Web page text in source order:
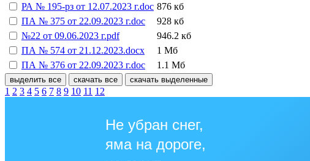
РА № 195-рз от 12.07.2023 г.doc 876 кб
ПА № 375 от 22.09.2023 г.doc
928 кб
№22 от 09.06.2023 г.pdf
946.2 кб
ПА № 574 от 21.12.2023.docx
1 Мб
ПА № 376 от 22.09.2023 г.doc
1.1 Мб
выделить все скачать все скачать выделенные
1 2 3 4 5 6 7 8 9 10 11 12
Не убран снег,
яма на дороге,